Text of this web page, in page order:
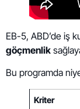
EB-5, ABD’de iş
göçmenlik
Bu programda
Kriter